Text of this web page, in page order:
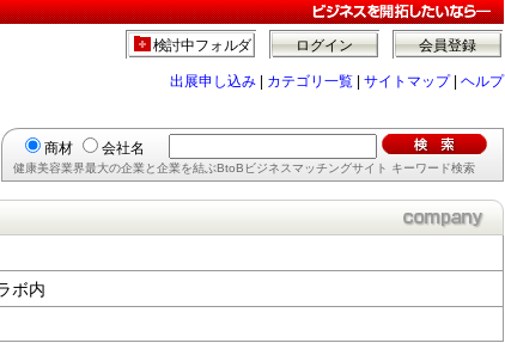
会員登録
ログイン
検討中フォルダ
出展申し込み カテゴリ一覧 サイトマップ| ヘルプ
商材 会社名
健康美容業界最大の企業と企業を結ぶBtoBビジネスマッチングサイト キーワード検索
ボ内